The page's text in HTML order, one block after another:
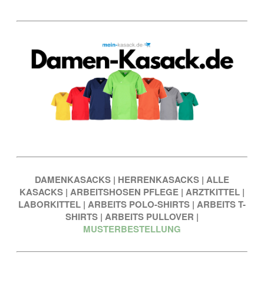
DAMENKASACKS | HERRENKASACKS | ALLE
KASACKS | ARBEITSHOSEN PFLEGE | ARZTKITTEL |
LABORKITTEL | ARBEITS POLO-SHIRTS | ARBEITS T-
SHIRTS | ARBEITS PULLOVER |
MUSTERBESTELLUNG